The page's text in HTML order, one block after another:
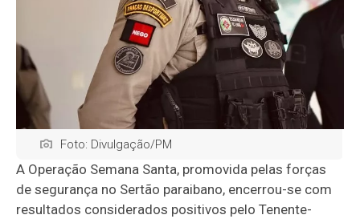
Foto: Divulgação/PM
A Operação Semana Santa, promovida pelas forças
de segurança no Sertão paraibano, encerrou-se com
resultados considerados positivos pelo Tenente-